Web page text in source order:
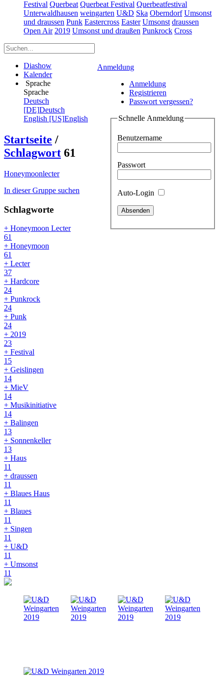
Festival Querbeat Querbeat Festival Querbeatfestival
Unterwaldhausen weingarten U&D Ska Oberndorf Umsonst
und draussen Punk Eastercross Easter Umsonst draussen
Open Air 2019 Umsonst und draußen Punkrock Cross
Anmeldung
Anmeldung
Registrieren
Passwort vergessen?
Schnelle Anmeldung
Benutzername
Passwort
Auto-Login
Diashow
Kalender
Sprache
Sprache
Deutsch
[DE]Deutsch
English [US]English
Startseite /
Schlagwort 61
Honeymoonlecter
In dieser Gruppe suchen
Schlagworte
+ Honeymoon Lecter
61
+ Honeymoon
61
+ Lecter
37
+ Hardcore
24
+ Punkrock
24
+ Punk
24
+ 2019
23
+ Festival
15
+ Geislingen
14
+ MieV
14
+ Musikinitiative
14
+ Balingen
13
+ Sonnenkeller
13
+ Haus
11
+ draussen
11
+ Blaues Haus
11
+ Blaues
11
+ Singen
11
+ U&D
11
+ Umsonst
11